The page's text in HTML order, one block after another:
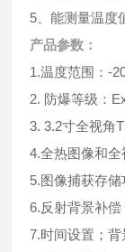
5、能测量温度
产品参数：
1.温度范围：-
2. 防爆等级：
3. 3.2寸全视角
4.全热图像和全
5.图像捕获存储
6.反射背景补偿
7.时间设置；背